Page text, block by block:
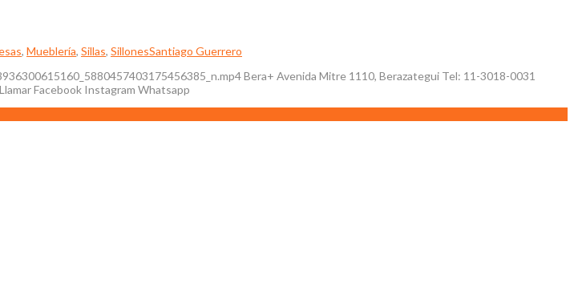
, Mueblería, Sillas, SillonesSantiago Guerrero
Bera+ Avenida Mitre 1110, Berazategui Tel: 11-3018-0031
Facebook Instagram Whatsapp